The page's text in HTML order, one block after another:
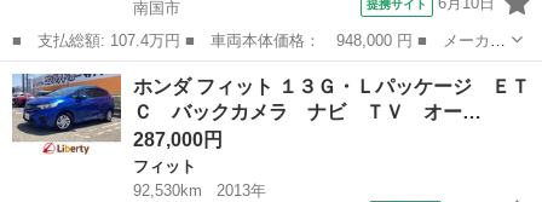
南国市 提携サイト
■ 支払総額: 107.4万円 ■ 車両本体価格： 948,000 円 ■ メーカー
名： ホンダ ■ 車種名： フィット ■ グレード名： １３Ｇ・Ｆ
パッケージ ■ 排気量： 1300cc ■ ドア枚数： 5D ■ ミッシ...
高知 南国市 フィット
ホンダ フィット １３Ｇ・Ｌパッケージ ＥＴ
Ｃ バックカメラ ナビ ＴＶ オー…
287,000円
フィット
92,530km
2013年